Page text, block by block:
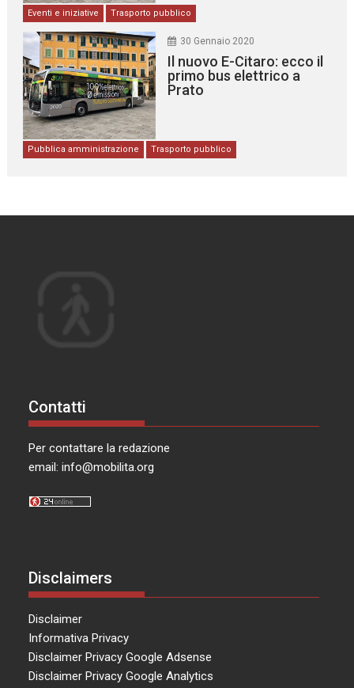
Eventi e iniziative Trasporto pubblico
30 Gennaio 2020
Il nuovo E-Citaro: ecco il
primo bus elettrico a
Prato
Pubblica amministrazione Trasporto pubblico
Contatti
Per contattare la redazione
email:info@mobilita.org
Disclaimers
Disclaimer
Informativa Privacy
Disclaimer Privacy Google Adsense
Disclaimer Privacy Google Analytics